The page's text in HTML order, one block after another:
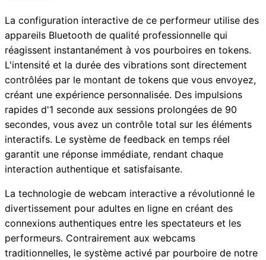
La configuration interactive de ce performeur utilise des
appareils Bluetooth de qualité professionnelle qui
réagissent instantanément à vos pourboires en tokens.
L'intensité et la durée des vibrations sont directement
contrôlées par le montant de tokens que vous envoyez,
créant une expérience personnalisée. Des impulsions
rapides d'1 seconde aux sessions prolongées de 90
secondes, vous avez un contrôle total sur les éléments
interactifs. Le système de feedback en temps réel
garantit une réponse immédiate, rendant chaque
interaction authentique et satisfaisante.
La technologie de webcam interactive a révolutionné le
divertissement pour adultes en ligne en créant des
connexions authentiques entre les spectateurs et les
performeurs. Contrairement aux webcams
traditionnelles, le système activé par pourboire de notre